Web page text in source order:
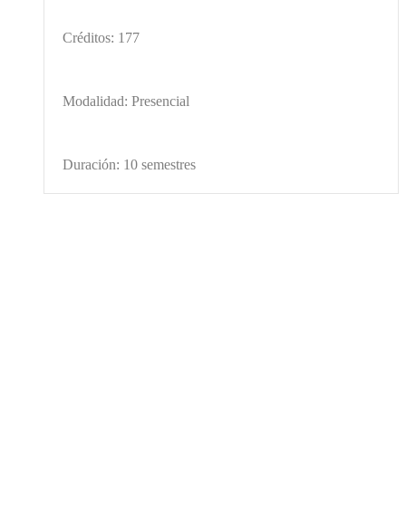
Créditos: 177
Modalidad: Presencial
Duración: 10 semestres